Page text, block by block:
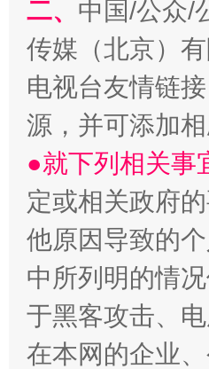
受贿1.44亿！段成刚被
二、 中国/公众/
传媒（北京）
电视台友情链
源，并可添加相
●就下列相关事
定或相关政府
他原因导致的
中所列明的情
于黑客攻击、
在本网的企业